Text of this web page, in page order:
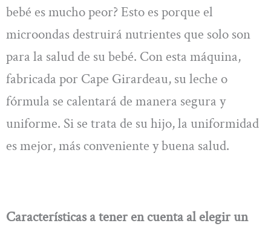
bebé es mucho peor? Esto es porque el
microondas destruirá nutrientes que solo son
para la salud de su bebé. Con esta máquina,
fabricada por Cape Girardeau, su leche o
fórmula se calentará de manera segura y
uniforme. Si se trata de su hijo, la uniformidad
es mejor, más conveniente y buena salud.
Características a tener en cuenta al elegir un